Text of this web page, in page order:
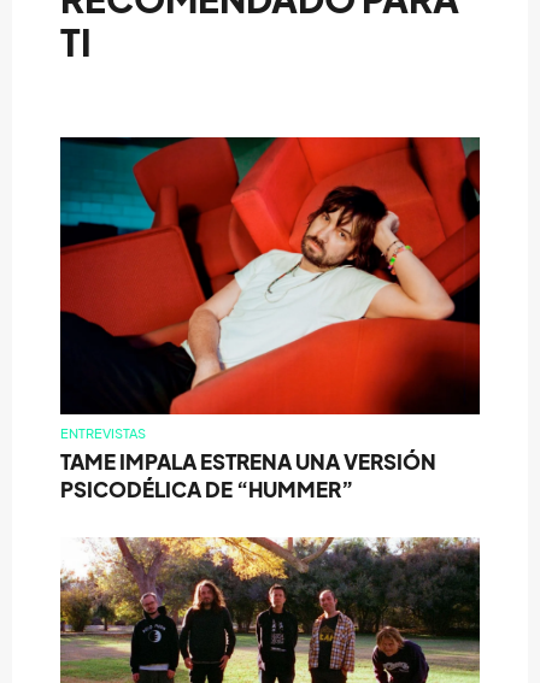
TI
ENTREVISTAS
TAME IMPALA ESTRENA UNA VERSIÓN
PSICODÉLICA DE “HUMMER”